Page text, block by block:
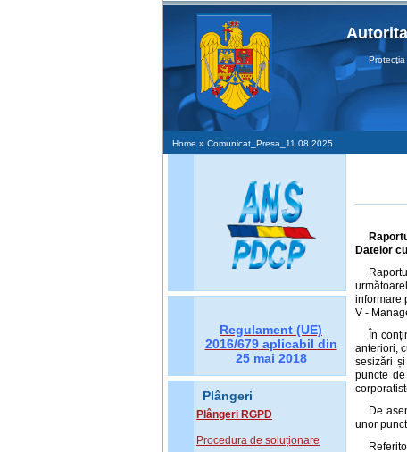
Protecţia
Home » Comunicat_Presa_11.08.2025
Regulament (UE)
2016/679 aplicabil din
25 mai 2018
Plângeri
Plângeri RGPD
Procedura de soluționare
Datelor
informare
V -
În
anteriori,
sesizări
puncte
De
unor